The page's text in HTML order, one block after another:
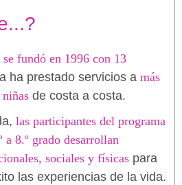
fundó en 1996 con 13
ha prestado servicios a más
de costa a costa.
las participantes del programa
a 8.º grado desarrollan
sociales y físicas para
las experiencias de la vida.